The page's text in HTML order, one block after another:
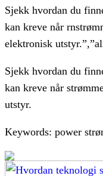
Sjekk hvordan du
kan kreve når
elektronisk
Sjekk hvordan du
kan kreve når
utstyr.
Keywords: power